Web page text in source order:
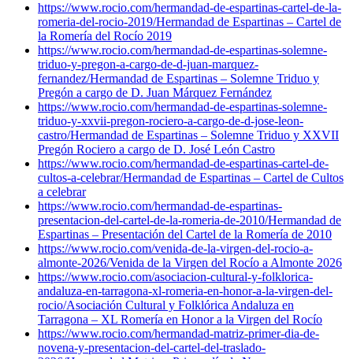
https://www.rocio.com/hermandad-de-espartinas-cartel-de-la-
romeria-del-rocio-2019/Hermandad de Espartinas – Cartel de
la Romería del Rocío 2019
https://www.rocio.com/hermandad-de-espartinas-solemne-
triduo-y-pregon-a-cargo-de-d-juan-marquez-
fernandez/Hermandad de Espartinas – Solemne Triduo y
Pregón a cargo de D. Juan Márquez Fernández
https://www.rocio.com/hermandad-de-espartinas-solemne-
triduo-y-xxvii-pregon-rociero-a-cargo-de-d-jose-leon-
castro/Hermandad de Espartinas – Solemne Triduo y XXVII
Pregón Rociero a cargo de D. José León Castro
https://www.rocio.com/hermandad-de-espartinas-cartel-de-
cultos-a-celebrar/Hermandad de Espartinas – Cartel de Cultos
a celebrar
https://www.rocio.com/hermandad-de-espartinas-
presentacion-del-cartel-de-la-romeria-de-2010/Hermandad de
Espartinas – Presentación del Cartel de la Romería de 2010
https://www.rocio.com/venida-de-la-virgen-del-rocio-a-
almonte-2026/Venida de la Virgen del Rocío a Almonte 2026
https://www.rocio.com/asociacion-cultural-y-folklorica-
andaluza-en-tarragona-xl-romeria-en-honor-a-la-virgen-del-
rocio/Asociación Cultural y Folklórica Andaluza en
Tarragona – XL Romería en Honor a la Virgen del Rocío
https://www.rocio.com/hermandad-matriz-primer-dia-de-
novena-y-presentacion-del-cartel-del-traslado-